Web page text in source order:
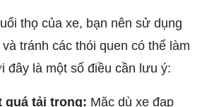
thọ của xe, bạn nên sử dụng
tránh các thói quen có thể làm
đây là một số điều cần lưu ý:
quá tải trọng: Mặc dù xe đạp